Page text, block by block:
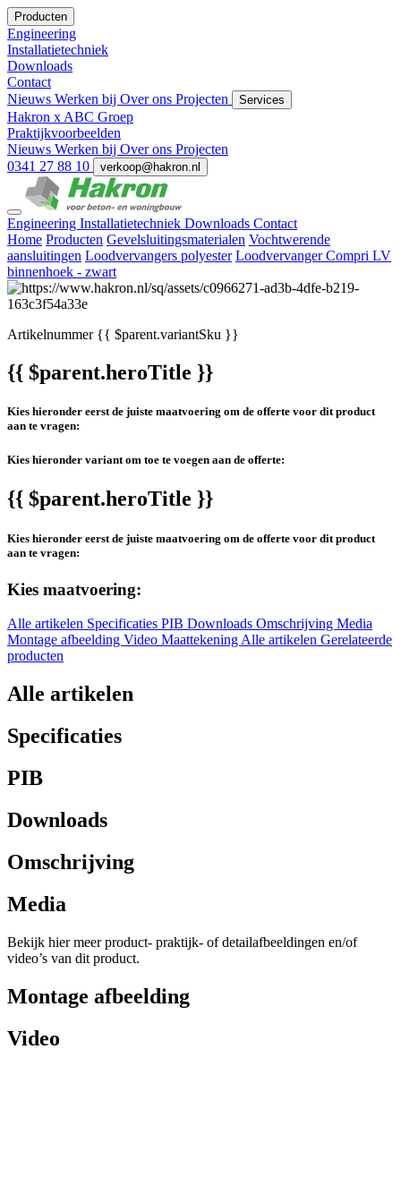
Producten
Engineering
Installatietechniek
Downloads
Contact
Nieuws Werken bij Over ons Projecten Services
Hakron x ABC Groep
Praktijkvoorbeelden
Nieuws Werken bij Over ons Projecten
0341 27 88 10
verkoop@hakron.nl
Engineering Installatietechniek Downloads Contact
Home Producten Gevelsluitingsmaterialen Vochtwerende
aansluitingen Loodvervangers polyester Loodvervanger Compri LV
binnenhoek - zwart
Artikelnummer{{ $parent.variantSku }}
{{ $parent.heroTitle }}
Kies hieronder eerst de juiste maatvoering om de offerte voor dit product
aan te vragen:
Kies hieronder variant om toe te voegen aan de offerte:
{{ $parent.heroTitle }}
Kies hieronder eerst de juiste maatvoering om de offerte voor dit product
aan te vragen:
Kies maatvoering:
Alle artikelen Specificaties PIB Downloads Omschrijving Media
Montage afbeelding Video MaattekeningAlle artikelen Gerelateerde
producten
Alle artikelen
Specificaties
PIB
Downloads
Omschrijving
Media
Bekijk hier meer product- praktijk- of detailafbeeldingen en/of
video’s van dit product.
Montage afbeelding
Video